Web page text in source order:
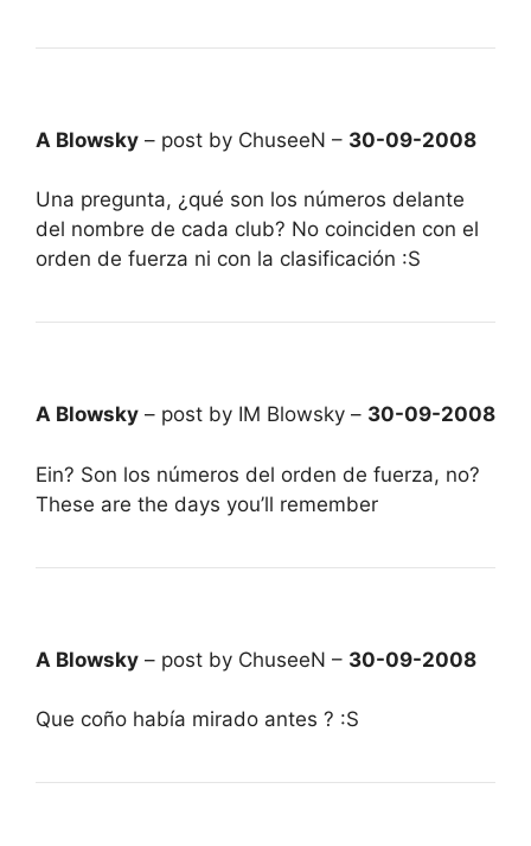
A Blowsky – post by ChuseeN – 30-09-2008
Una pregunta, ¿qué son los números delante
del nombre de cada club? No coinciden con el
orden de fuerza ni con la clasificación :S
A Blowsky – post by IM Blowsky – 30-09-2008
Ein? Son los números del orden de fuerza, no?
These are the days you’ll remember
A Blowsky – post by ChuseeN – 30-09-2008
Que coño había mirado antes ? :S